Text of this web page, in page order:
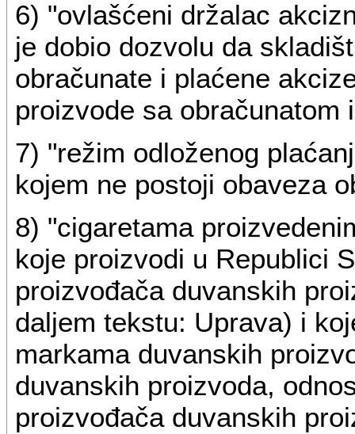
6) "ovlašćeni držalac
je dobio dozvolu da
obračunate i plaćene
proizvode sa obračunatom
7) "režim odloženog
kojem ne postoji obaveza
8) "cigaretama
koje proizvodi u Republici
proizvođača duvanskih
daljem tekstu: Uprava) i
markama duvanskih
duvanskih proizvoda,
proizvođača duvanskih